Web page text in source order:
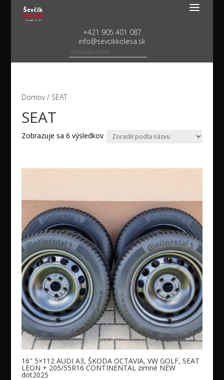
+421 905 401 087
info@sevcikkolesa.sk
Domov/ SEAT
SEAT
Zobrazuje sa 6 výsledkov
16″ 5×112 AUDI A3, ŠKODA OCTAVIA, VW GOLF, SEAT
LEON + 205/55R16 CONTINENTAL zimné NEW
dot2025